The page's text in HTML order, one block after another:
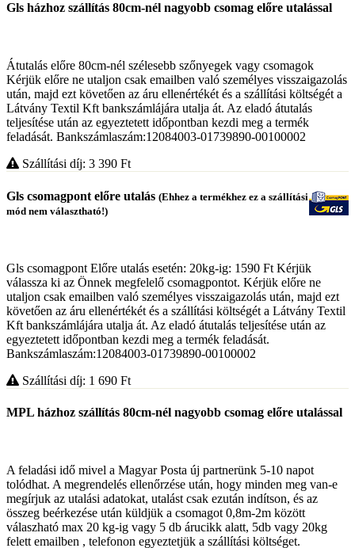
Gls házhoz szállítás 80cm-nél nagyobb csomag előre utalással
Átutalás előre 80cm-nél szélesebb szőnyegek vagy csomagok
Kérjük előre ne utaljon csak emailben való személyes visszaigazolás
után, majd ezt követően az áru ellenértékét és a szállítási költségét a
Látvány Textil Kft bankszámlájára utalja át. Az eladó átutalás
teljesítése után az egyeztetett időpontban kezdi meg a termék
feladását. Bankszámlaszám:12084003-01739890-00100002
Szállítási díj: 3 390 Ft
Gls csomagpont előre utalás (Ehhez a termékhez ez a szállítási
mód nem választható!)
Gls csomagpont Előre utalás esetén: 20kg-ig: 1590 Ft Kérjük
válassza ki az Önnek megfelelő csomagpontot. Kérjük előre ne
utaljon csak emailben való személyes visszaigazolás után, majd ezt
követően az áru ellenértékét és a szállítási költségét a Látvány Textil
Kft bankszámlájára utalja át. Az eladó átutalás teljesítése után az
egyeztetett időpontban kezdi meg a termék feladását.
Bankszámlaszám:12084003-01739890-00100002
Szállítási díj: 1 690 Ft
MPL házhoz szállítás 80cm-nél nagyobb csomag előre utalással
A feladási idő mivel a Magyar Posta új partnerünk 5-10 napot
tolódhat. A megrendelés ellenőrzése után, hogy minden meg van-e
megírjuk az utalási adatokat, utalást csak ezután indítson, és az
összeg beérkezése után küldjük a csomagot 0,8m-2m között
válaszható max 20 kg-ig vagy 5 db árucikk alatt, 5db vagy 20kg
felett emailben , telefonon egyeztetjük a szállítási költséget.